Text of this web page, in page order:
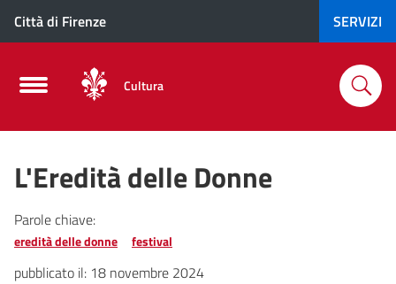
Città di Firenze SERVIZI
Cultura
L'Eredità delle Donne
Parole chiave:
eredità delle donne festival
pubblicato il: 18 novembre 2024